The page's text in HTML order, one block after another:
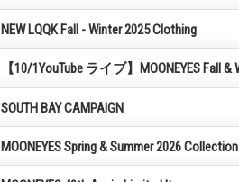
NEW LQQK Fall - Winter 2025 Clothing
【10/1YouTube ライブ】MOONEYES Fall
SOUTH BAY CAMPAIGN
MOONEYES Spring & Summer 2026 Collection